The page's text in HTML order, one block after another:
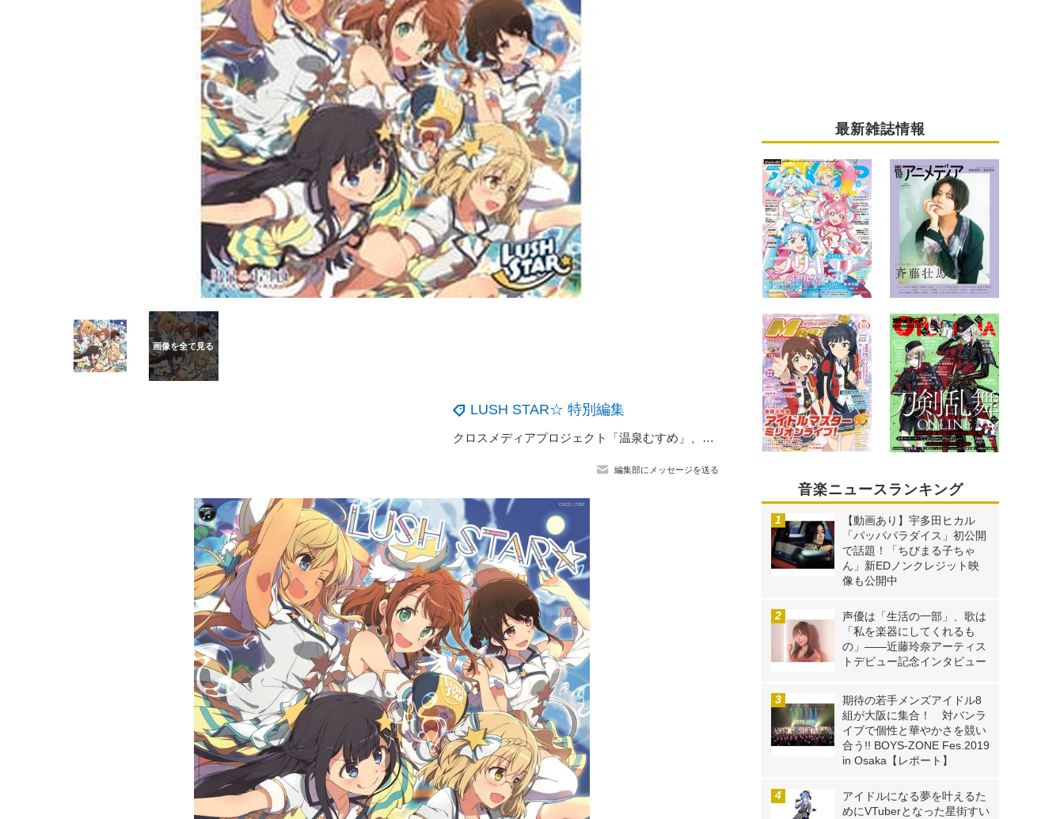
LUSH STAR☆ 特別編集
クロスメディアプロジェクト「温泉むすめ」、５つのアイドルグループそれぞれのCD発売が決定！
編集部にメッセージを送る
最新雑誌情報
音楽ニュースランキング
【動画あり】宇多田ヒカル
「パッパパラダイス」初公開
で話題！「ちびまる子ちゃ
ん」新EDノンクレジット映
像も公開中
声優は「生活の一部」、歌は
「私を楽器にしてくれるも
の」――近藤玲奈アーティス
トデビュー記念インタビュー
期待の若手メンズアイドル8
組が大阪に集合！ 対バンラ
イブで個性と華やかさを競い
合う!! BOYS-ZONE Fes.2019
in Osaka【レポート】
アイドルになる夢を叶えるた
めにVTuberとなった星街すい